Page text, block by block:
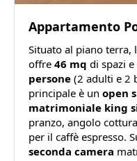
Appartamento
Situato al piano terra,
offre 46 mq di spazi
persone (2 adulti e 2
principale è un open
matrimoniale king
pranzo, angolo
per il caffè espresso.
seconda camera